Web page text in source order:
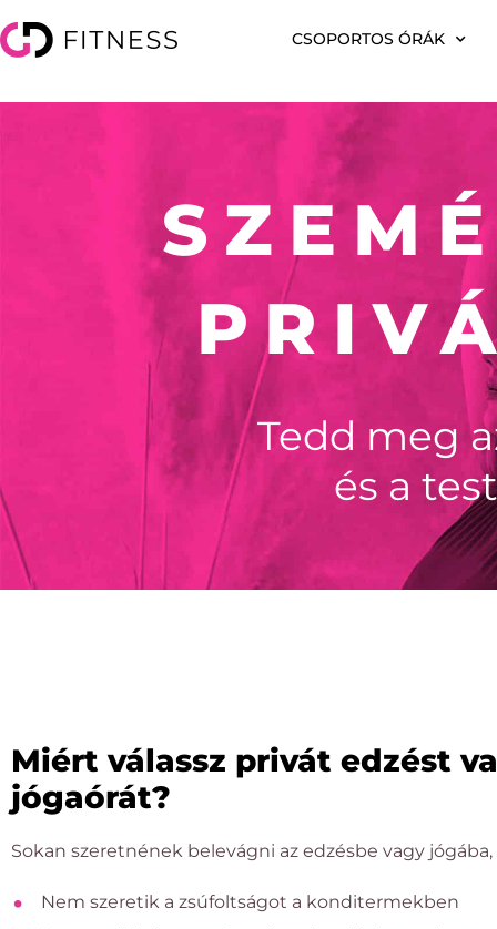
CSOPORTOS ÓRÁK
Tedd meg
és a
Miért válassz privát edzést
jógaórát?
Sokan szeretnének belevágni az edzésbe vagy jógába,
Nem szeretik a zsúfoltságot a konditermekben